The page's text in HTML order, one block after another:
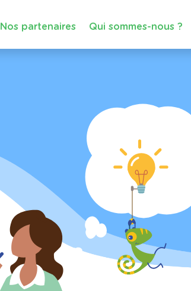
Nos partenaires Qui sommes-nous ?